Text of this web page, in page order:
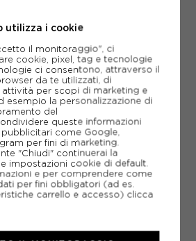
utilizza i cookie
il monitoraggio", ci
cookie, pixel, tag e tecnologie
ci consentono, attraverso il
da te utilizzati, di
per scopi di marketing e
esempio la personalizzazione di
del
queste informazioni
come Google,
per fini di marketing.
"Chiudi" continuerai la
impostazioni cookie di default.
e per comprendere come
per fini obbligatori (ad es.
carrello e accesso) clicca